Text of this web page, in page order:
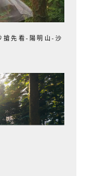
先看-陽明山-沙